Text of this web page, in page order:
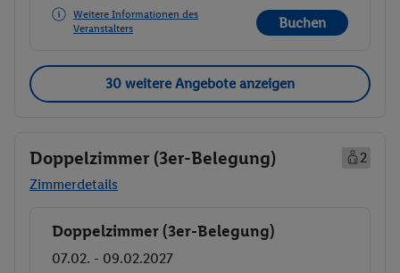
Weitere Informationen des
Veranstalters
Buchen
30 weitere Angebote anzeigen
Doppelzimmer (3er-Belegung)
2
Zimmerdetails
Buchen
Doppelzimmer (3er-Belegung)
07.02. - 09.02.2027